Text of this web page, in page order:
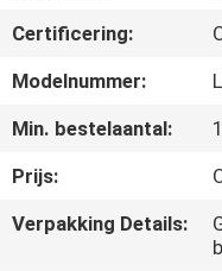
CONTACTEER
ONS
NIEUWS
Certificering:
Modelnummer:
Min. bestelaantal:
Prijs:
Verpakking Details: